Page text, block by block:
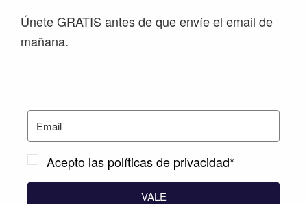
Únete GRATIS antes de que envíe el email de
mañana.
Acepto las políticas de privacidad*
VALE